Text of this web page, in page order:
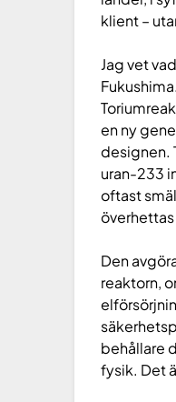
klient –
Jag vet
en ny
designen.
uran-233
oftast
Den
reaktorn,
behållare
fysik. Det